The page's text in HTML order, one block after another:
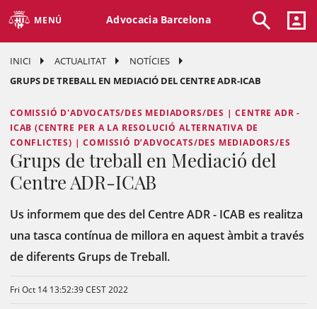
MENÚ Advocacia Barcelona
INICI ACTUALITAT
NOTÍCIES
GRUPS DE TREBALL EN MEDIACIÓ DEL CENTRE ADR-ICAB
COMISSIÓ D'ADVOCATS/DES MEDIADORS/DES | CENTRE ADR -
ICAB (CENTRE PER A LA RESOLUCIÓ ALTERNATIVA DE
CONFLICTES) | COMISSIÓ D’ADVOCATS/DES MEDIADORS/ES
Grups de treball en Mediació del
Centre ADR-ICAB
Us informem que des del Centre ADR - ICAB es realitza
una tasca contínua de millora en aquest àmbit a través
de diferents Grups de Treball.
Fri Oct 14 13:52:39 CEST 2022